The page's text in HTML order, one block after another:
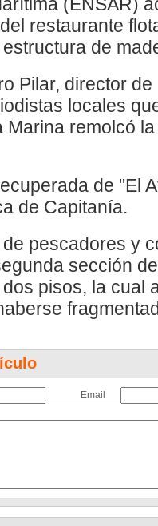
restaurante
de
Pilar, director
locales
Marina remolcó
de "El
de Capitanía.
pescadores y
sección
pisos, la cual
Email